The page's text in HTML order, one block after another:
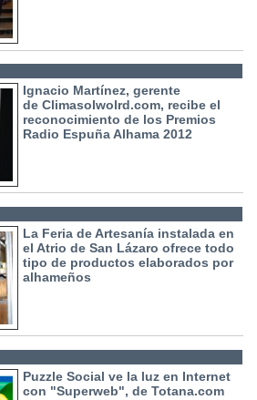
Ignacio Martínez, gerente
de Climasolwolrd.com, recibe el
reconocimiento de los Premios
Radio Espuña Alhama 2012
La Feria de Artesanía instalada en
el Atrio de San Lázaro ofrece todo
tipo de productos elaborados por
alhameños
Puzzle Social ve la luz en Internet
con "Superweb", de Totana.com